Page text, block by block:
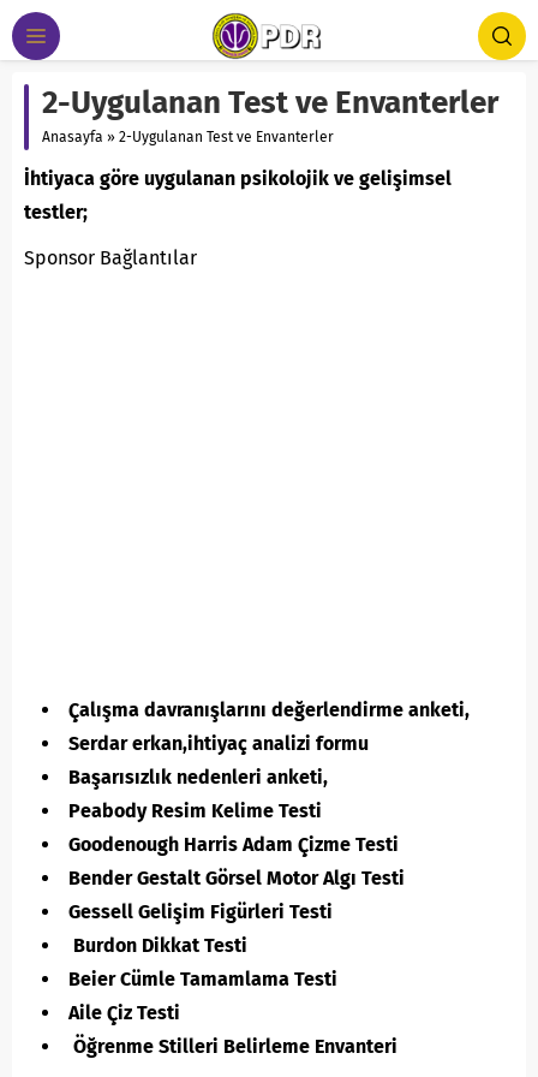
2-Uygulanan Test ve Envanterler
Anasayfa » 2-Uygulanan Test ve Envanterler
İhtiyaca göre uygulanan psikolojik ve gelişimsel
testler;
Sponsor Bağlantılar
Çalışma davranışlarını değerlendirme anketi,
Serdar erkan,ihtiyaç analizi formu
Başarısızlık nedenleri anketi,
Peabody Resim Kelime Testi
Goodenough Harris Adam Çizme Testi
Bender Gestalt Görsel Motor Algı Testi
Gessell Gelişim Figürleri Testi
Burdon Dikkat Testi
Beier Cümle Tamamlama Testi
Aile Çiz Testi
Öğrenme Stilleri Belirleme Envanteri